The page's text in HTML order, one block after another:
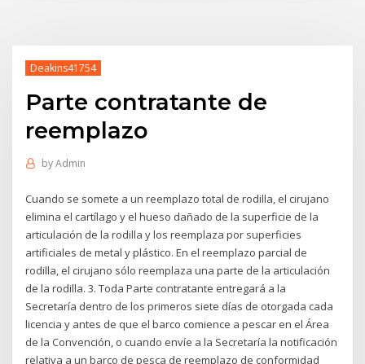
Deakins41754
Parte contratante de
reemplazo
byAdmin
Cuando se somete a un reemplazo total de rodilla, el cirujano
elimina el cartílago y el hueso dañado de la superficie de la
articulación de la rodilla y los reemplaza por superficies
artificiales de metal y plástico. En el reemplazo parcial de
rodilla, el cirujano sólo reemplaza una parte de la articulación
de la rodilla. 3. Toda Parte contratante entregará a la
Secretaría dentro de los primeros siete días de otorgada cada
licencia y antes de que el barco comience a pescar en el Área
de la Convención, o cuando envíe a la Secretaría la notificación
relativa a un barco de pesca de reemplazo de conformidad